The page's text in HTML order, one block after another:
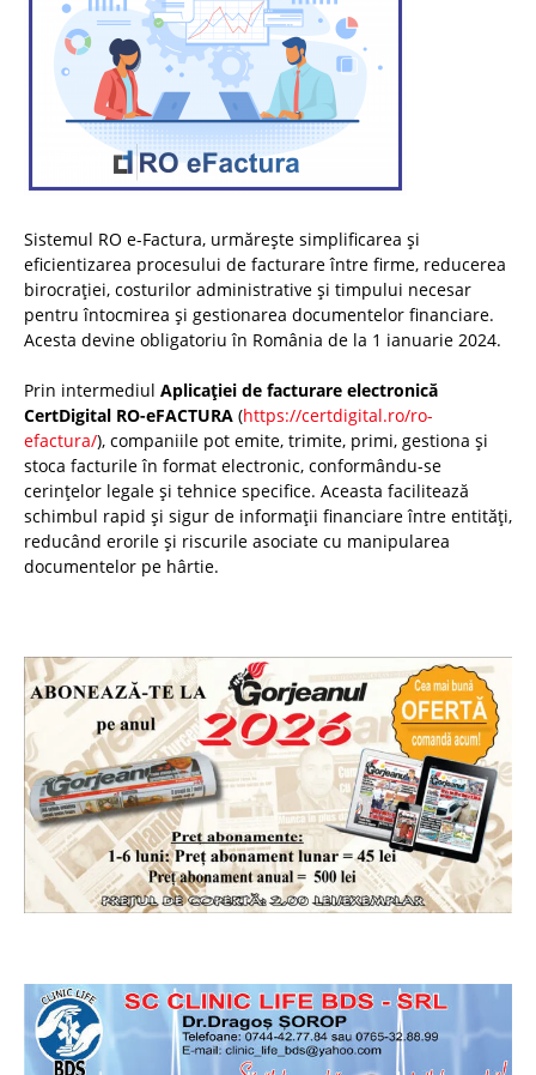
Sistemul RO e-Factura, urmărește simplificarea și
eficientizarea procesului de facturare între firme, reducerea
birocrației, costurilor administrative și timpului necesar
pentru întocmirea și gestionarea documentelor financiare.
Acesta devine obligatoriu în România de la 1 ianuarie 2024.
Prin intermediul Aplicației de facturare electronică
CertDigital RO-eFACTURA (https://certdigital.ro/ro-
efactura/), companiile pot emite, trimite, primi, gestiona și
stoca facturile în format electronic, conformându-se
cerințelor legale și tehnice specifice. Aceasta facilitează
schimbul rapid și sigur de informații financiare între entități,
reducând erorile și riscurile asociate cu manipularea
documentelor pe hârtie.